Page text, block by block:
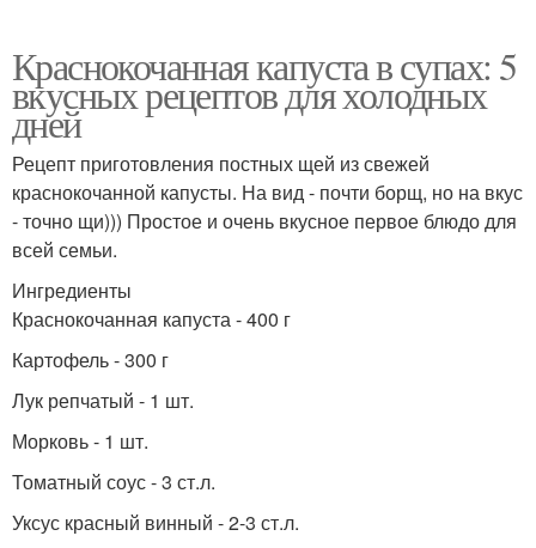
Краснокочанная капуста в супах: 5
вкусных рецептов для холодных
дней
Рецепт приготовления постных щей из свежей
краснокочанной капусты. На вид - почти борщ, но на вкус
- точно щи))) Простое и очень вкусное первое блюдо для
всей семьи.
Ингредиенты
Краснокочанная капуста - 400 г
Картофель - 300 г
Лук репчатый - 1 шт.
Морковь - 1 шт.
Томатный соус - 3 ст.л.
Уксус красный винный - 2-3 ст.л.